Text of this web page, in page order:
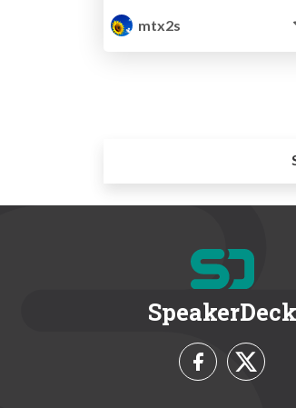
mtx2s
SpeakerDeck